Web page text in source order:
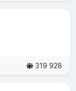
319 928